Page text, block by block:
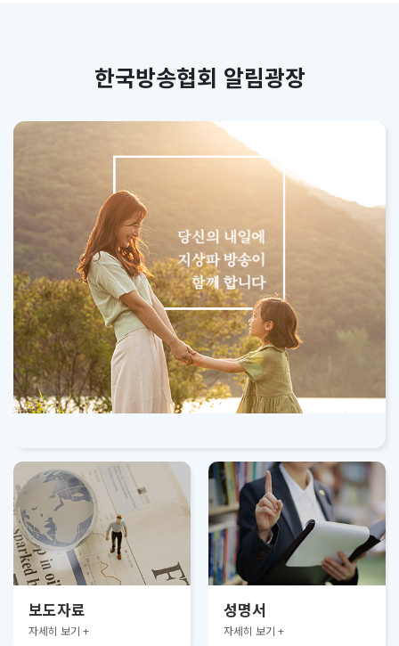
한국방송협회 알림광장
보도자료
자세히 보기 +
성명서
자세히 보기 +